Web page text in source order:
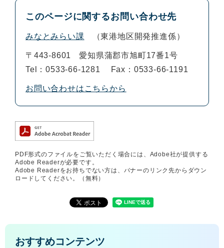
このページに関するお問い合わせ先
みなとみらい課 東港地区開発推進係
〒443-8601
愛知県蒲郡市旭町17番1号
Tel：0533-66-1281
Fax：0533-66-1191
お問い合わせはこちらから
PDF形式のファイルをご覧いただく場合には、Adobe社が提供する
Adobe Readerが必要です。
Adobe Readerをお持ちでない方は、バナーのリンク先からダウン
ロードしてください。（無料）
おすすめコンテンツ